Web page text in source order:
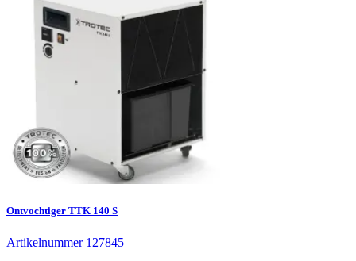
Ontvochtiger TTK 140 S
Artikelnummer 127845